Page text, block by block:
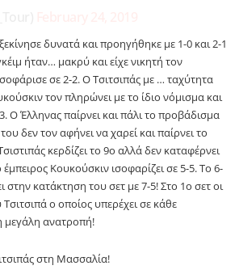
δυνατά και προηγήθηκε με 1-0 και 2-1
ήταν… μακρύ και είχε νικητή τον
σε 2-2. Ο Τσιτσιπάς με … ταχύτητα
τον πληρώνει με το ίδιο νόμισμα και
Ο Έλληνας παίρνει και πάλι το προβάδισμα
δεν τον αφήνει να χαρεί και παίρνει το
κερδίζει το 9ο αλλά δεν καταφέρνει
Κουκούσκιν ισοφαρίζει σε 5-5. Το 6-
στην κατάκτηση του σετ με 7-5! Στο 1ο σετ οι
ο οποίος υπερέχει σε κάθε
μεγάλη ανατροπή!